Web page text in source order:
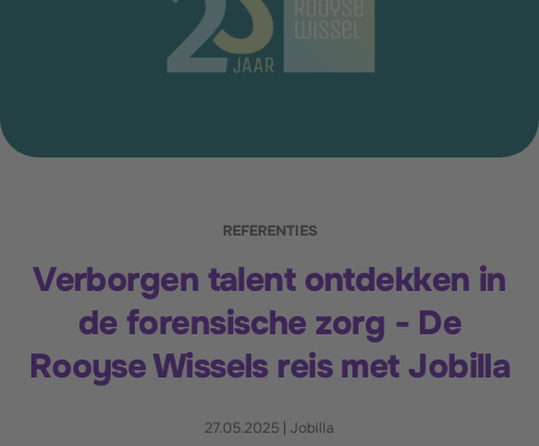
REFERENTIES
Verborgen talent ontdekken in
de forensische zorg - De
Rooyse Wissels reis met Jobilla
27.05.2025 Jobilla